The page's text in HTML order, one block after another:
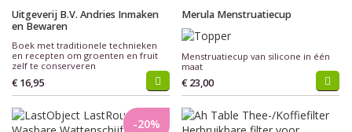
Uitgeverij B.V. Andries Inmaken
en Bewaren
Boek met traditionele technieken
en recepten om groenten en fruit
zelf te conserveren
€ 16,95
Merula Menstruatiecup
Menstruatiecup van silicone in één
maat
€ 23,00
-20%